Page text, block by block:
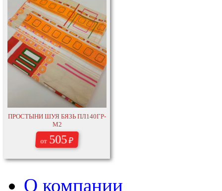
ПРОСТЫНИ ШУЯ БЯЗЬ ПЛ140ГР-
М2
от 505₽
О компании